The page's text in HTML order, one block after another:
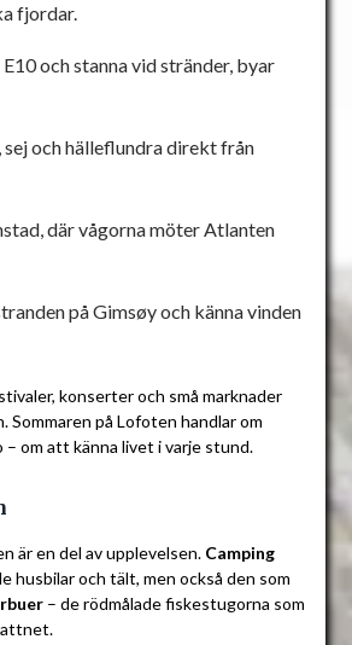
fjordar.
E10 och stanna vid stränder, byar
och hälleflundra direkt från
där vågorna möter Atlanten
på Gimsøy och känna vinden
konserter och små marknader
Sommaren på Lofoten handlar om
– om att känna livet i varje stund.
är en del av upplevelsen. Camping
husbilar och tält, men också den som
– de rödmålade fiskestugorna som